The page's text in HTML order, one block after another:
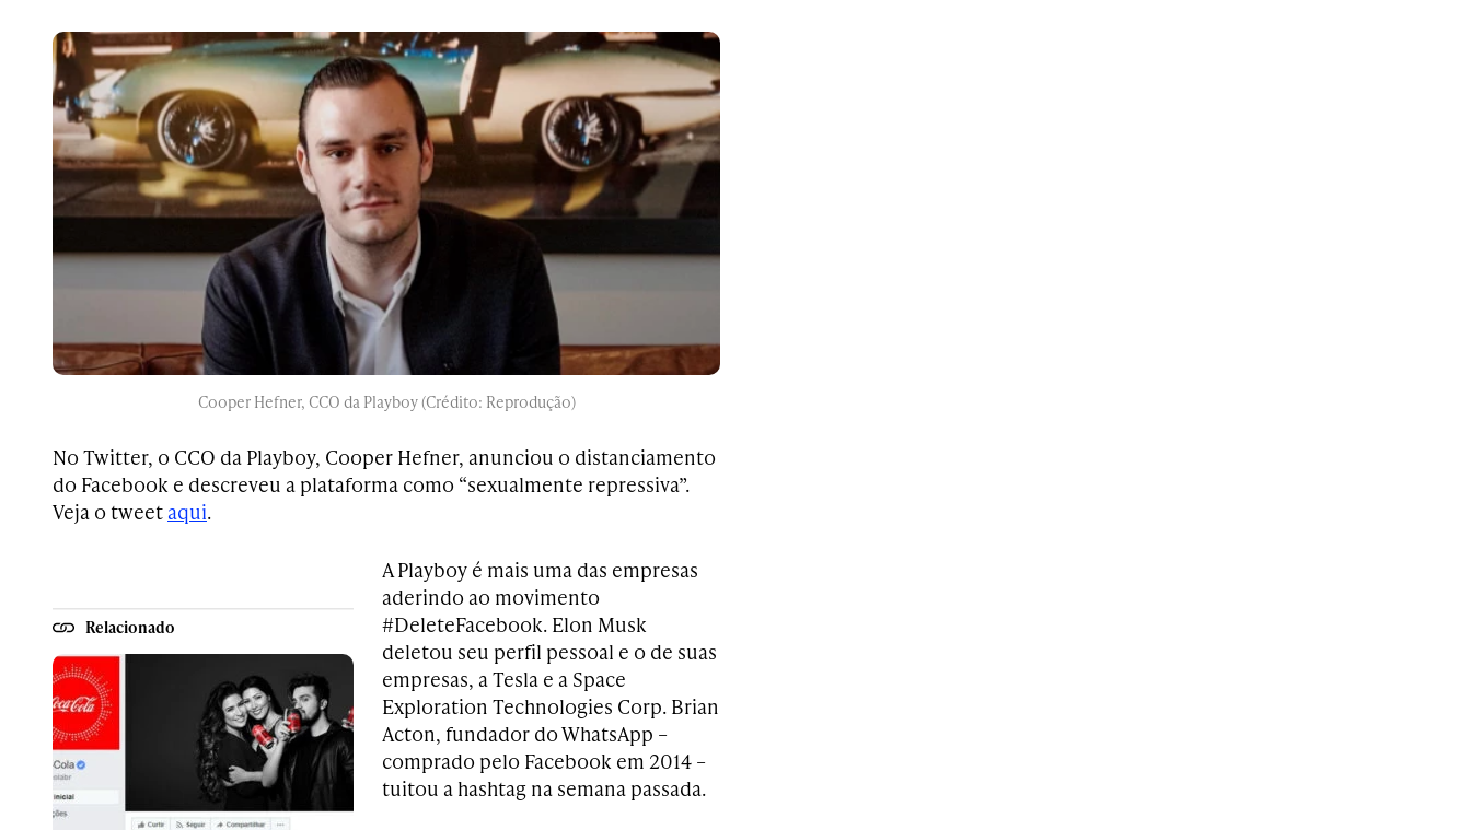
Cooper Hefner, CCO da Playboy (Crédito: Reprodução)
No Twitter, o CCO da Playboy, Cooper Hefner, anunciou o distanciamento
do Facebook e descreveu a plataforma como “sexualmente repressiva”.
Veja o tweet aqui.
Relacionado
A Playboy é mais uma das empresas
aderindo ao movimento
#DeleteFacebook. Elon Musk
deletou seu perfil pessoal e o de suas
empresas, a Tesla e a Space
Exploration Technologies Corp. Brian
Acton, fundador do WhatsApp –
comprado pelo Facebook em 2014 –
tuitou a hashtag na semana passada.